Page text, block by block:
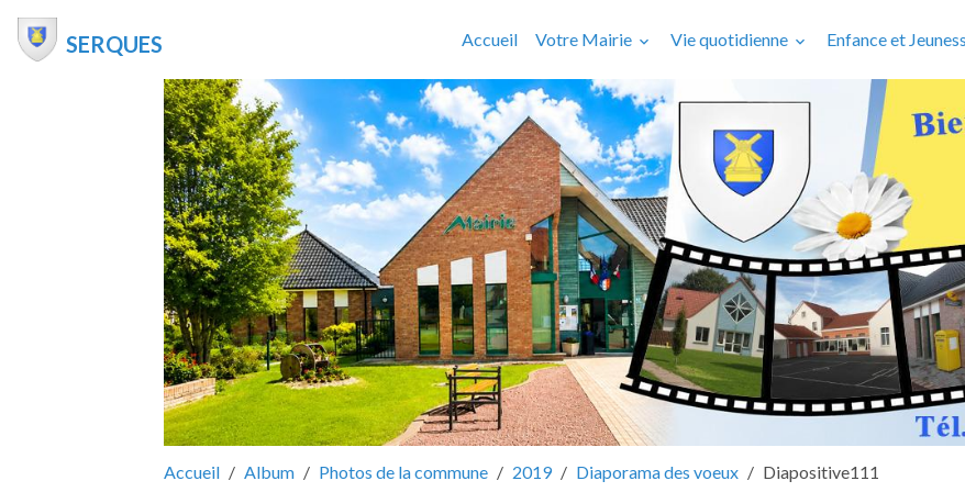
SERQUES Accueil Votre Mairie Vie quotidienne Enfance et
Accueil Album Photos de la commune 2019 Diaporama des voeux Diapositive111